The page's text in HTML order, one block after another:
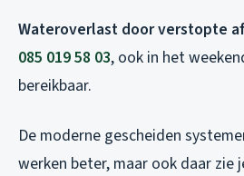
Wateroverlast door verstopte
085 019 58 03, ook in het
bereikbaar.
De moderne gescheiden
werken beter, maar ook daar zie